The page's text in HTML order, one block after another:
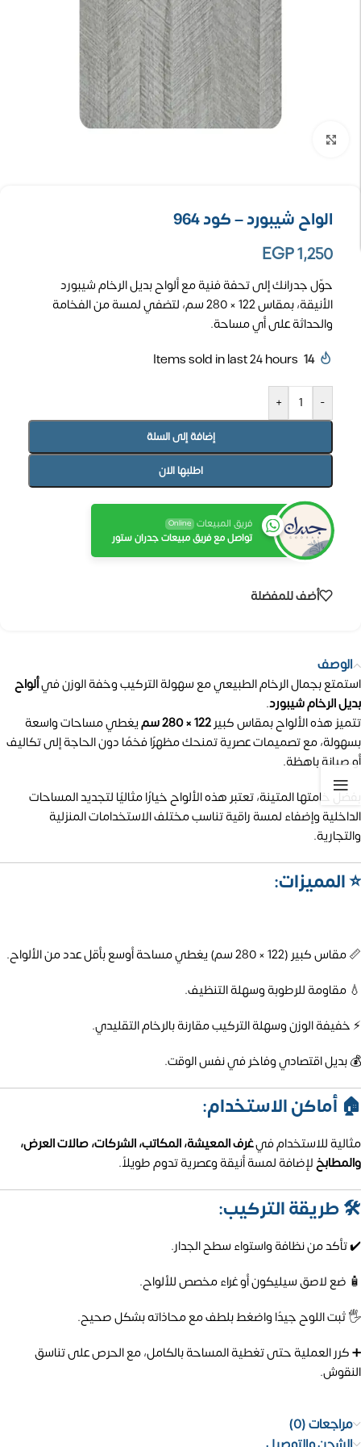
الواح شيبورد – كود 964
EGP1,250
حوّل جدرانك إلى تحفة فنية مع ألواح بديل الرخام شيبورد
الأنيقة، بمقاس 122 × 280 سم، لتضفي لمسة من الفخامة
والحداثة على أي مساحة.
14
Items sold in last 24 hours
-
+
إضافة إلى السلة
اطلبها الان
فريق المبيعات Online
تواصل مع فريق مبيعات جدران ستور
أضف للمفضلة
الوصف
استمتع بجمال الرخام الطبيعي مع سهولة التركيب وخفة الوزن فيألواح
بديل الرخام شيبورد.
تتميز هذه الألواح بمقاس كبير122 × 280 سم
يغطي مساحات واسعة
بسهولة، مع تصميمات عصرية تمنحك مظهرًا فخمًا دون الحاجة إلى تكاليف
أو صيانة باهظة.
بفضل خامتها المتينة، تعتبر هذه الألواح خيارًا مثاليًا لتجديد المساحات
الداخلية وإضفاء لمسة راقية تناسب مختلف الاستخدامات المنزلية
والتجارية.
⭐ المميزات:
📏 مقاس كبير (122 × 280 سم) يغطي مساحة أوسع بأقل عدد من الألواح.
💧 مقاومة للرطوبة وسهلة التنظيف.
⚡ خفيفة الوزن وسهلة التركيب مقارنة بالرخام التقليدي.
💰 بديل اقتصادي وفاخر في نفس الوقت.
🏠 أماكن الاستخدام:
مثالية للاستخدام فيغرف المعيشة، المكاتب، الشركات، صالات العرض،
والمطابخلإضافة لمسة أنيقة وعصرية تدوم طويلاً.
🛠️ طريقة التركيب:
✔️ تأكد من نظافة واستواء سطح الجدار.
🧴 ضع لاصق سيليكون أو غراء مخصص للألواح.
🖐️ ثبت اللوح جيدًا واضغط بلطف مع محاذاته بشكل صحيح.
➕ كرر العملية حتى تغطية المساحة بالكامل، مع الحرص على تناسق
النقوش.
مراجعات (0)